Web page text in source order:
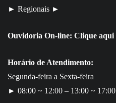
► Regionais ►
Ouvidoria On-line: Clique aqui
Horário de Atendimento:
Segunda-feira a Sexta-feira
► 08:00 ~ 12:00 – 13:00 ~ 17:00